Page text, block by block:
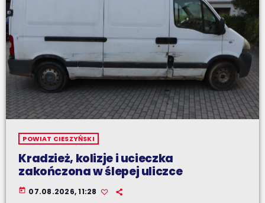
POWIAT CIESZYŃSKI
Kradzież, kolizje i ucieczka
zakończona w ślepej uliczce
today 07.08.2026, 11:28